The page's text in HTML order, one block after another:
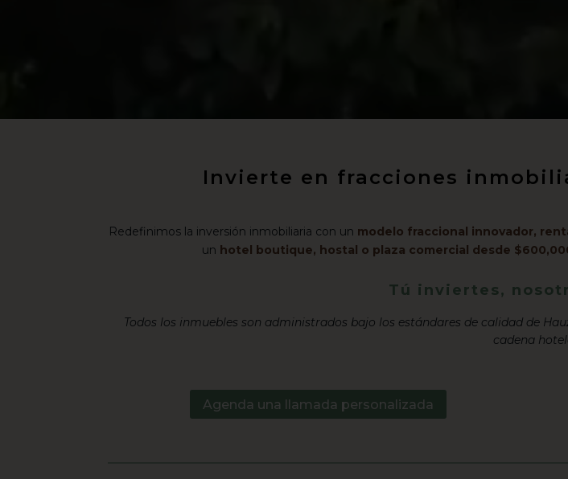
Invierte en fracciones
Redefinimos la inversión inmobiliaria con un modelo fraccional innovador,
un hotel boutique, hostal o plaza comercial desde
Tú inviertes,
Todos los inmuebles son administrados bajo los estándares de calidad de
cadena
Agenda una llamada personalizada